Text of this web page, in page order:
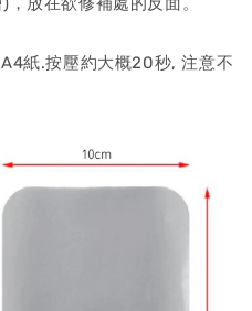
紙.按壓約大概20秒, 注意不